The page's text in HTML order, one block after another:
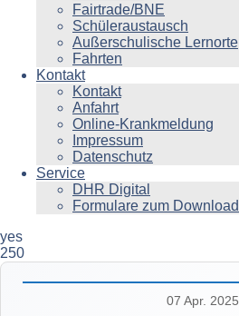
Fairtrade/BNE
Schüleraustausch
Außerschulische Lernorte
Fahrten
Kontakt
Kontakt
Anfahrt
Online-Krankmeldung
Impressum
Datenschutz
Service
DHR Digital
Formulare zum Download
yes
250
07 Apr. 2025